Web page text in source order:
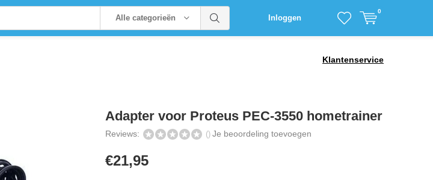
Alle categorieën Inloggen
0
Klantenservice
Adapter voor Proteus PEC-3550 hometrainer
Reviews: () Je beoordeling toevoegen
€21,95